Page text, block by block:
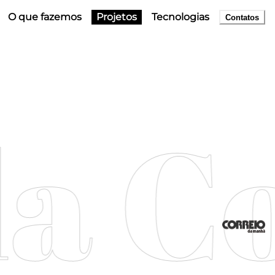
O que fazemos
O que fazemos Projetos
Projetos Tecnologias
Tecnologias Contatos
Contatos